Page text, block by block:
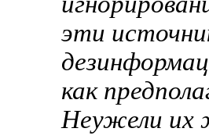
эти
как
Неужели их